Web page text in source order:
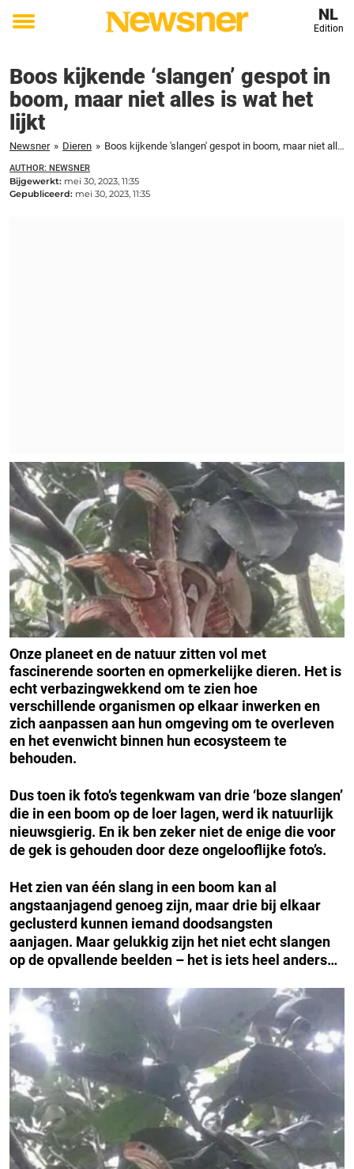
Toggle
NL
Edition
Boos kijkende ‘slangen’ gespot in
boom, maar niet alles is wat het
lijkt
Newsner » Dieren » Boos kijkende 'slangen' gespot in boom, maar niet alles is wat het lijkt
AUTHOR: NEWSNER
Bijgewerkt: mei 30, 2023, 11:35
Gepubliceerd: mei 30, 2023, 11:35
Onze planeet en de natuur zitten vol met
fascinerende soorten en opmerkelijke dieren. Het is
echt verbazingwekkend om te zien hoe
verschillende organismen op elkaar inwerken en
zich aanpassen aan hun omgeving om te overleven
en het evenwicht binnen hun ecosysteem te
behouden.
Dus toen ik foto’s tegenkwam van drie ‘boze slangen’
die in een boom op de loer lagen, werd ik natuurlijk
nieuwsgierig. En ik ben zeker niet de enige die voor
de gek is gehouden door deze ongelooflijke foto’s.
Het zien van één slang in een boom kan al
angstaanjagend genoeg zijn, maar drie bij elkaar
geclusterd kunnen iemand doodsangsten
aanjagen. Maar gelukkig zijn het niet echt slangen
op de opvallende beelden – het is iets heel anders…